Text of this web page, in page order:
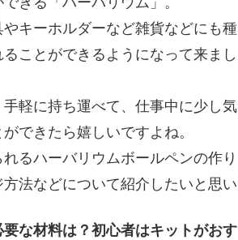
キーホルダーなど雑貨などにも種
ことができるようになって来まし
軽に持ち運べて、仕事中に少し気
できたら嬉しいですよね。
るハーバリウムボールペンの作り
法などについて紹介したいと思い
な材料は？初心者はキットがおす